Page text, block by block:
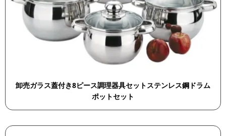
卸売ガラス蓋付き8ピース調理器具セットステンレス鋼ドラム
ポットセット